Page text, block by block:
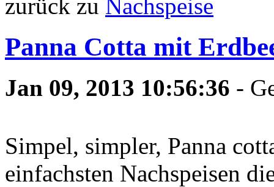
zurück zu Nachspeise
Panna Cotta mit
Jan 09, 2013 10:56:36 -
Simpel, simpler, Panna
einfachsten Nachspeisen